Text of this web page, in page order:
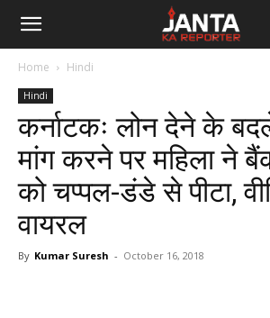
Janta
Reporter
Home Hindi
Hindi
कर्नाटकः लोन देने के
मांग करने पर महिला ने
को चप्पल-डंडे से पीटा,
वायरल
By Kumar Suresh - October 16, 2018